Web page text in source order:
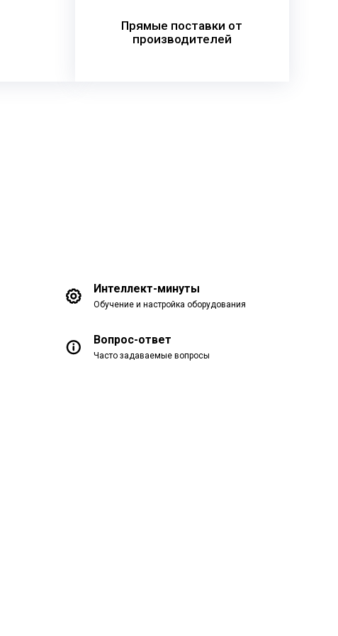
Прямые поставки от
производителей
Интеллект-минуты
Обучение и настройка оборудования
Вопрос-ответ
Часто задаваемые вопросы